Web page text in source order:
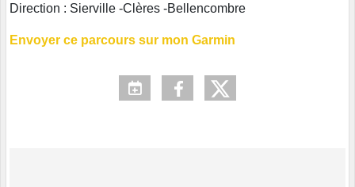
Direction : Sierville -Clères -Bellencombre
Envoyer ce parcours sur mon Garmin